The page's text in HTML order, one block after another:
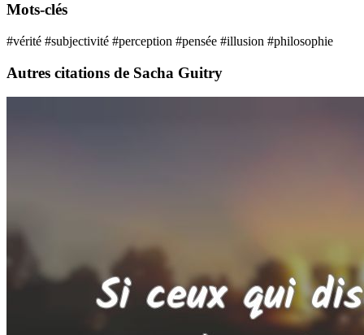
Mots-clés
#vérité #subjectivité #perception #pensée #illusion #philosophie
Autres citations de Sacha Guitry